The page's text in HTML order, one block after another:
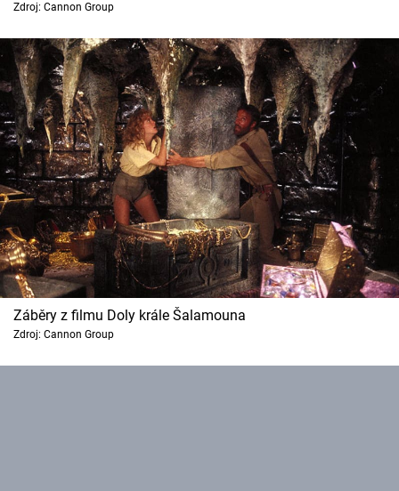
Cool Esport
Pořady
TV Program
Sledujte prima+
Přihlášení
Sledujte nás
Zdroj: Cannon Group
Záběry z filmu Doly krále Šalamouna
Zdroj: Cannon Group